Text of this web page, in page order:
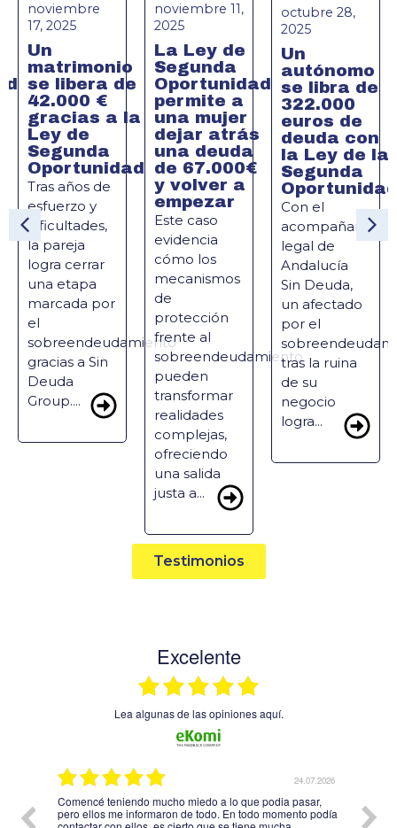
noviembre
17, 2025
Un
matrimonio
se libera de
42.000 €
gracias a la
Ley de
Segunda
Oportunidad
Tras años de
esfuerzo y
dificultades,
la pareja
logra cerrar
una etapa
marcada por
el
sobreendeudamiento
gracias a Sin
Deuda
Group....
noviembre 11,
2025
La Ley de
Segunda
Oportunidad
permite a
una mujer
dejar atrás
una deuda
de 67.000€
y volver a
empezar
Este caso
evidencia
cómo los
mecanismos
de
protección
frente al
sobreendeudamiento
pueden
transformar
realidades
complejas,
ofreciendo
una salida
justa a...
octubre 28,
2025
Un
autónomo
se libra de
322.000
euros de
deuda con
la Ley de la
Segunda
Oportunidad
Con el
legal de
Andalucía
Sin Deuda,
un afectado
por el
tras la ruina
de su
negocio
logra...
Testimonios
Excelente
Lea algunas de las opiniones aquí.
24.07.2026
Comencé teniendo mucho miedo a lo que podia pasar,
pero ellos me informaron de todo. En todo momento podía